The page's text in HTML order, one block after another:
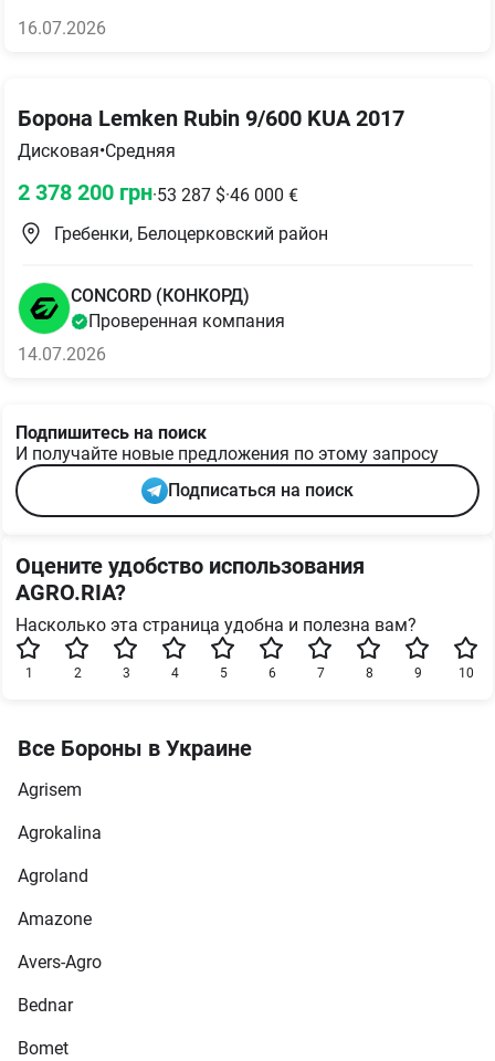
16.07.2026
Борона Lemken Rubin 9/600 KUA 2017
Дисковая•Средняя
2 378 200 грн·53 287 $·46 000 €
Гребенки, Белоцерковский район
CONCORD (КОНКОРД)
Проверенная компания
14.07.2026
Подпишитесь на поиск
И получайте новые предложения по этому запросу
Подписаться на поиск
Оцените удобство использования
AGRO.RIA?
Насколько эта страница удобна и полезна вам?
10
9
8
7
6
5
4
3
2
1
Все Бороны в Украине
Agrisem
Agrokalina
Agroland
Amazone
Avers-Agro
Bednar
Bomet